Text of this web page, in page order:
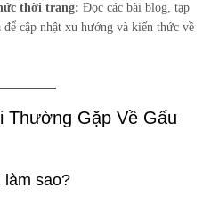
thời trang: Đọc các bài blog, tạp
cập nhật xu hướng và kiến thức về
Thường Gặp Về Gấu
làm sao?